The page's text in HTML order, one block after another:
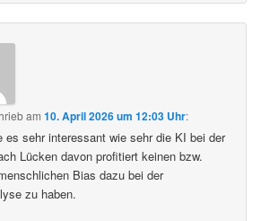
am10. April 2026 um 12:03 Uhr:
es sehr interessant wie sehr die KI bei der
Lücken davon profitiert keinen bzw.
Bias dazu bei der
zu haben.